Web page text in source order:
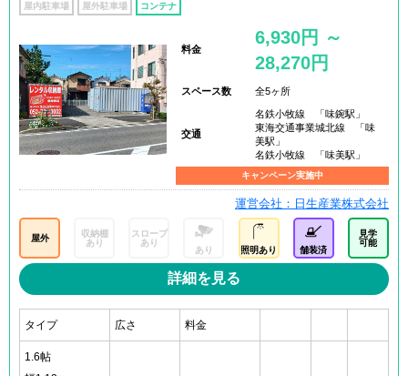
屋内駐車場 屋外駐車場 コンテナ
料金
6,930円 ～
28,270円
スペース数 全5ヶ所
交通
名鉄小牧線 「味鋺駅」
東海交通事業城北線 「味
美駅」
名鉄小牧線 「味美駅」
キャンペーン実施中
運営会社：日生産業株式会社
屋外
収納棚
あり
スロープ
あり
あり 照明あり 舗装済
見学
可能
詳細を見る
タイプ 広さ 料金
1.6帖